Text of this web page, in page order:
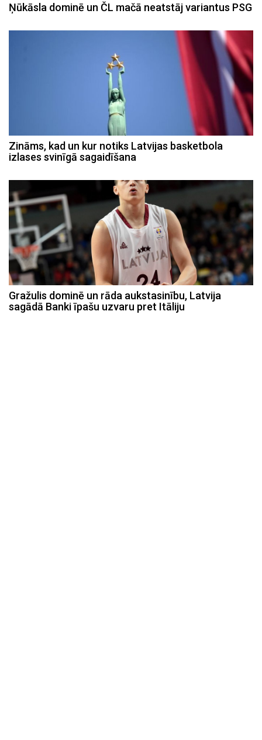
Ņūkāsla dominē un ČL mačā neatstāj variantus PSG
Zināms, kad un kur notiks Latvijas basketbola
izlases svinīgā sagaidīšana
Gražulis dominē un rāda aukstasinību, Latvija
sagādā Banki īpašu uzvaru pret Itāliju